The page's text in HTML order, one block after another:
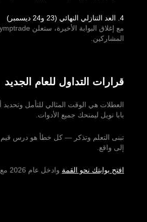
4. العد التنازلي النهائي (23 و24 ديسمبر)
المشاركين.
قرارات التداول للعام الجديد
العطلات هي الوقت المثالي للتأمل
بابا نويل ليمنحك جميع الأدوات.
إلى واقع.
افتح بوابتك نحو القمة وادخل عام 2026 مع Olymptrade.